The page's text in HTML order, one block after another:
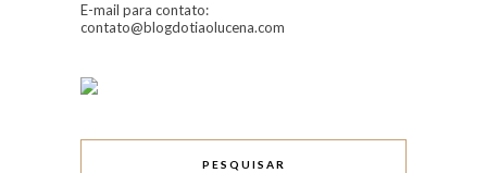
E-mail para contato:
contato@blogdotiaolucena.com
PESQUISAR